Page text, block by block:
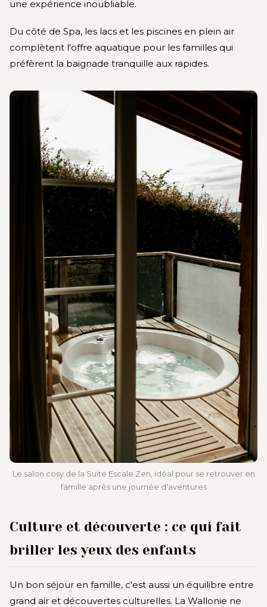
une expérience inoubliable.
Du côté de Spa, les lacs et les piscines en plein air
complètent l'offre aquatique pour les familles qui
préfèrent la baignade tranquille aux rapides.
Le salon cosy de la Suite Escale Zen, idéal pour se retrouver en
famille après une journée d'aventures
Culture et découverte : ce qui fait
briller les yeux des enfants
Un bon séjour en famille, c'est aussi un équilibre entre
grand air et découvertes culturelles. La Wallonie ne